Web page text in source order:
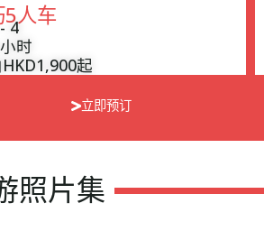
5人车
4
时
HKD1,900起
立即预订
照片集